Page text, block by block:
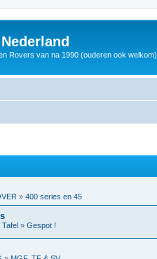
Rovers van na 1990 (ouderen ook welkom)
» 400 series en 45
Tafel » Gespot !